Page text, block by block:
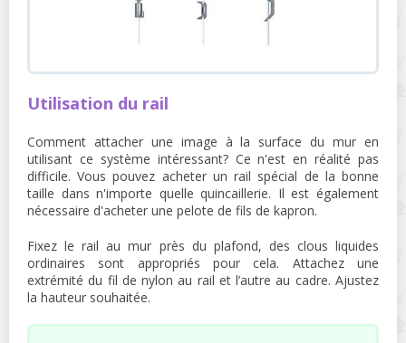
Utilisation du rail
Comment attacher une image à la surface du mur en
utilisant ce système intéressant? Ce n'est en réalité pas
difficile. Vous pouvez acheter un rail spécial de la bonne
taille dans n'importe quelle quincaillerie. Il est également
nécessaire d'acheter une pelote de fils de kapron.
Fixez le rail au mur près du plafond, des clous liquides
ordinaires sont appropriés pour cela. Attachez une
extrémité du fil de nylon au rail et l’autre au cadre. Ajustez
la hauteur souhaitée.